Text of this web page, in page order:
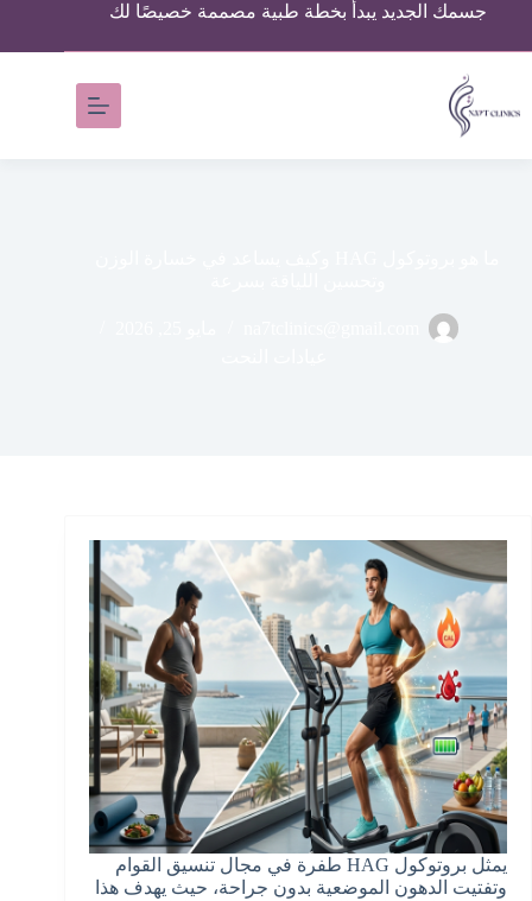
جسمك الجديد يبدأ بخطة طبية مصممة خصيصًا لك
يمثل بروتوكول HAG طفرة في مجال تنسيق القوام
وتفتيت الدهون الموضعية بدون جراحة، حيث يهدف هذا